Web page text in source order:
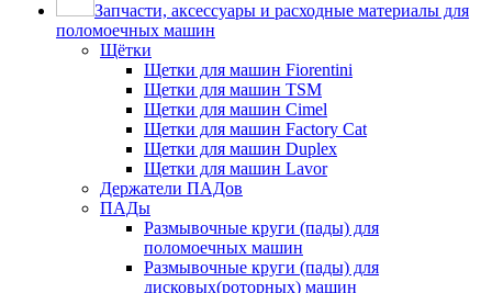
Запчасти, аксессуары и расходные материалы для
поломоечных машин
Щётки
Щетки для машин Fiorentini
Щетки для машин TSM
Щетки для машин Cimel
Щетки для машин Factory Cat
Щетки для машин Duplex
Щетки для машин Lavor
Держатели ПАДов
ПАДы
Размывочные круги (пады) для
поломоечных машин
Размывочные круги (пады) для
дисковых(роторных) машин